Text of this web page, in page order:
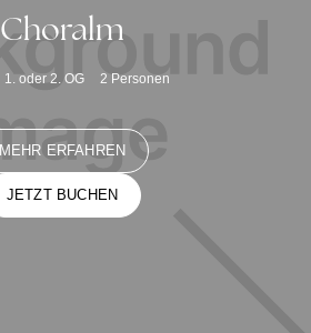
Choralm
1. oder 2. OG 2 Personen
MEHR ERFAHREN
JETZT BUCHEN